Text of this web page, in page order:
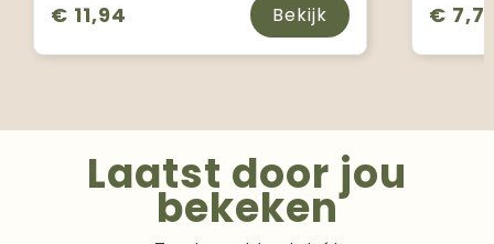
€ 11,94 Bekijk €
Laatst door jou
bekeken